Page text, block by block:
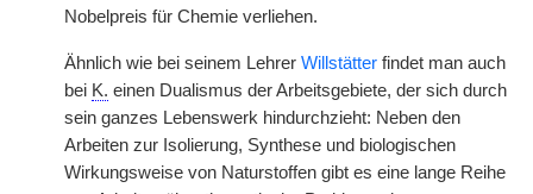
Nobelpreis für Chemie verliehen.
Ähnlich wie bei seinem Lehrer Willstätter findet man auch
bei K. einen Dualismus der Arbeitsgebiete, der sich durch
sein ganzes Lebenswerk hindurchzieht: Neben den
Arbeiten zur Isolierung, Synthese und biologischen
Wirkungsweise von Naturstoffen gibt es eine lange Reihe